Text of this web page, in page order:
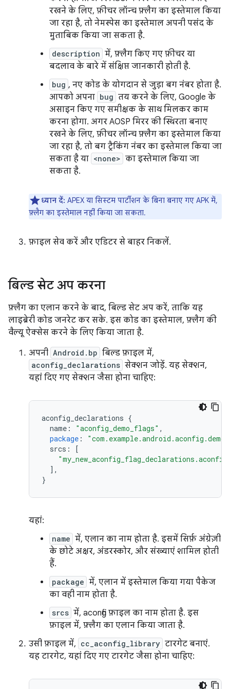
रखने के लिए, फ़ीचर लॉन्च फ़्लैग का इस्तेमाल किया
जा रहा है, तो नेमस्पेस का इस्तेमाल अपनी पसंद के
मुताबिक किया जा सकता है.
description में, फ़्लैग किए गए फ़ीचर या
बदलाव के बारे में संक्षिप्त जानकारी होती है.
bug , नए कोड के योगदान से जुड़ा बग नंबर होता है.
आपको अपना bug तय करने के लिए, Google के
असाइन किए गए समीक्षक के साथ मिलकर काम
करना होगा. अगर AOSP मिरर की स्थिरता बनाए
रखने के लिए, फ़ीचर लॉन्च फ़्लैग का इस्तेमाल किया
जा रहा है, तो बग ट्रैकिंग नंबर का इस्तेमाल किया जा
सकता है या <none> का इस्तेमाल किया जा
सकता है.
ध्यान दें: APEX या सिस्टम पार्टीशन के बिना बनाए गए APK में,
फ़्लैग का इस्तेमाल नहीं किया जा सकता.
फ़ाइल सेव करें और एडिटर से बाहर निकलें.
बिल्ड सेट अप करना
फ़्लैग का एलान करने के बाद, बिल्ड सेट अप करें, ताकि यह
लाइब्रेरी कोड जनरेट कर सके. इस कोड का इस्तेमाल, फ़्लैग की
वैल्यू ऐक्सेस करने के लिए किया जाता है.
अपनी Android.bp बिल्ड फ़ाइल में,
aconfig_declarations सेक्शन जोड़ें. यह सेक्शन,
यहां दिए गए सेक्शन जैसा होना चाहिए:
aconfig_declarations {
name : "aconfig_demo_flags" ,
package :
srcs :
[
],
}
यहां:
name में, एलान का नाम होता है. इसमें सिर्फ़ अंग्रेज़ी
के छोटे अक्षर, अंडरस्कोर, और संख्याएं शामिल होती
हैं.
package में, एलान में इस्तेमाल किया गया पैकेज
का वही नाम होता है.
srcs में, aconfig फ़ाइल का नाम होता है. इस
फ़ाइल में, फ़्लैग का एलान किया जाता है.
उसी फ़ाइल में, cc_aconfig_library टारगेट बनाएं.
यह टारगेट, यहां दिए गए टारगेट जैसा होना चाहिए: